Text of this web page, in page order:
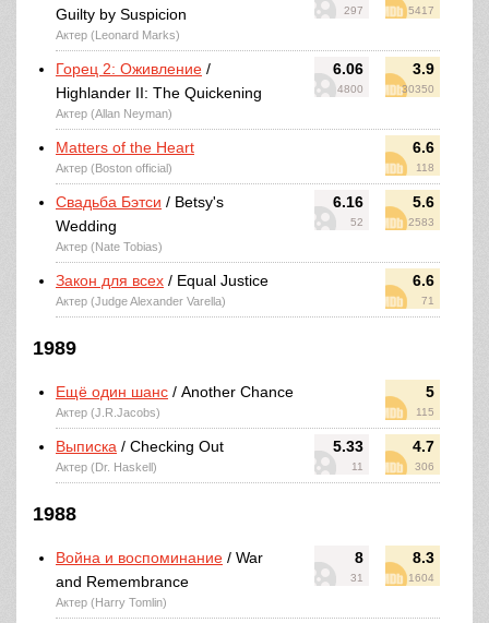
297 5417
Guilty by Suspicion
Актер (Leonard Marks)
6.06
4800
3.9
30350
Горец 2: Оживление /
Highlander II: The Quickening
Актер (Allan Neyman)
6.6
118
Matters of the Heart
Актер (Boston official)
6.16
52
5.6
2583
Свадьба Бэтси / Betsy's
Wedding
Актер (Nate Tobias)
6.6
71
Закон для всех / Equal Justice
Актер (Judge Alexander Varella)
1989
5
115
Ещё один шанс / Another Chance
Актер (J.R.Jacobs)
5.33
11
4.7
306
Выписка / Checking Out
Актер (Dr. Haskell)
1988
8
31
8.3
1604
Война и воспоминание / War
and Remembrance
Актер (Harry Tomlin)